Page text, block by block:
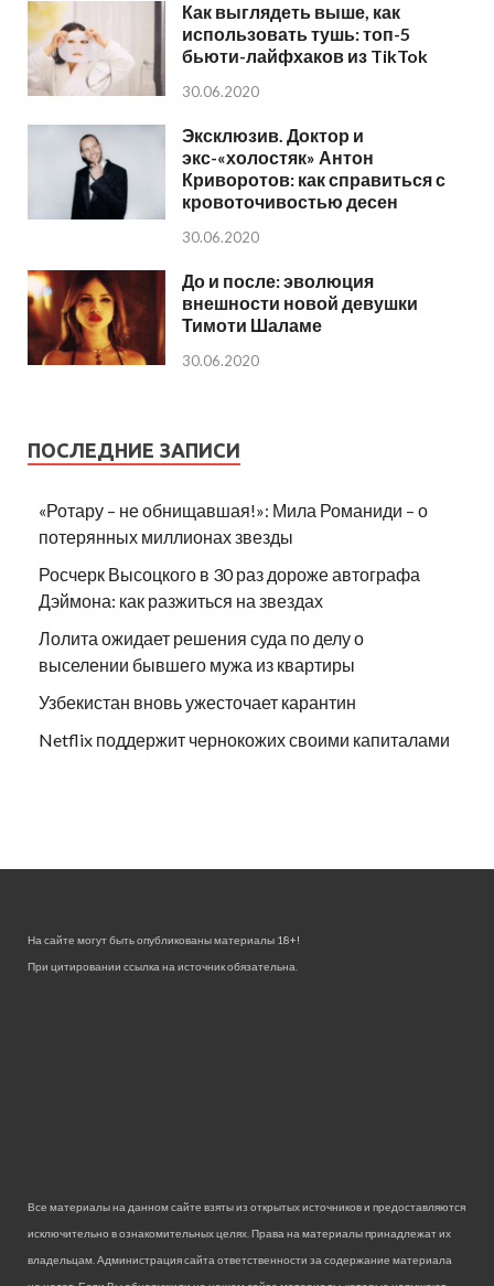
Как выглядеть выше, как
использовать тушь: топ-5
бьюти-лайфхаков из TikTok
30.06.2020
Эксклюзив. Доктор и
экс-«холостяк» Антон
Криворотов: как справиться с
кровоточивостью десен
30.06.2020
До и после: эволюция
внешности новой девушки
Тимоти Шаламе
30.06.2020
ПОСЛЕДНИЕ ЗАПИСИ
«Ротару – не обнищавшая!»: Мила Романиди – о
потерянных миллионах звезды
Росчерк Высоцкого в 30 раз дороже автографа
Дэймона: как разжиться на звездах
Лолита ожидает решения суда по делу о
выселении бывшего мужа из квартиры
Узбекистан вновь ужесточает карантин
Netflix поддержит чернокожих своими капиталами
На сайте могут быть опубликованы материалы 18+!
При цитировании ссылка на источник обязательна.
Все материалы на данном сайте взяты из открытых источников и предоставляются
исключительно в ознакомительных целях. Права на материалы принадлежат их
владельцам. Администрация сайта ответственности за содержание материала